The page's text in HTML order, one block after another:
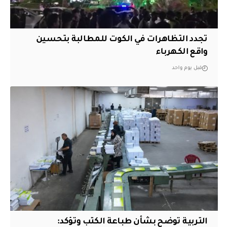
تجدد التظاهرات في الكوت للمطالبة بتحسين
واقع الكهرباء
قبل يوم واحد
التربية توضح بشأن طباعة الكتب وتؤكد: